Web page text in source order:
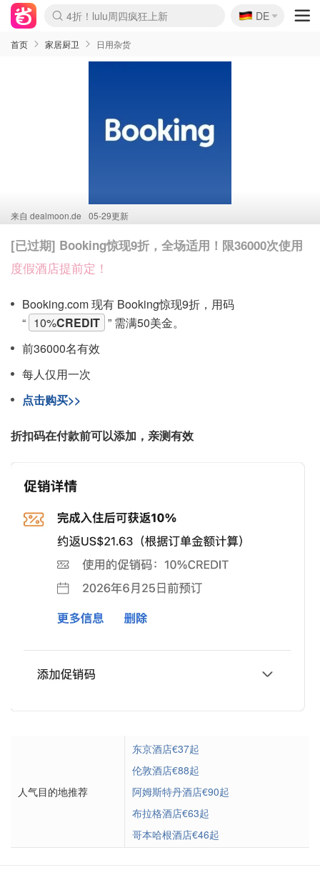
Boticinal 夏促开抢！
4折！lulu周四疯狂上新
还没结束！&OtherStories大促
Joybuy变相75折 随时失效
速领！Stanley独家85折
疑似霸哥！Camper额外叠85折
Zalando 奥莱闪促！每日更新
Moncler反季囤！5折起+叠9折
Coach Brooklyn仅€192
🇩🇪
DE
首页 家居厨卫 日用杂货
来自 dealmoon.de 05-29更新
[已过期] Booking惊现9折，全场适用！限36000次使用
度假酒店提前定！
Booking.com 现有 Booking惊现9折，用码
“ 10%CREDIT ” 需满50美金。
前36000名有效
每人仅用一次
点击购买>>
折扣码在付款前可以添加，亲测有效
人气目的地推荐
东京酒店€37起
伦敦酒店€88起
阿姆斯特丹酒店€90起
布拉格酒店€63起
哥本哈根酒店€46起